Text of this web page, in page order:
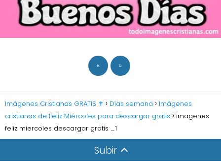
« »
Imágenes Cristianas GRATIS ✝️ Días semana
Imágenes
cristianas de Feliz Miércoles para descargar gratis
imagenes
feliz miercoles descargar gratis _1
Subir